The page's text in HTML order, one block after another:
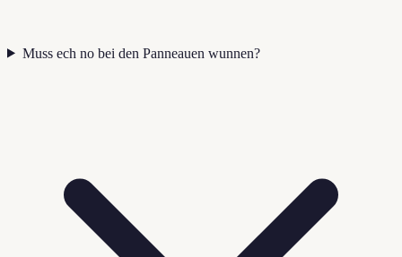
Muss ech no bei den Panneauen wunnen?